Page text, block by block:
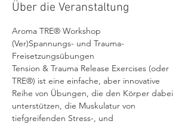
Über die Veranstaltung
Aroma TRE® Workshop
(Ver)Spannungs- und Trauma-
Freisetzungsübungen
Tension & Trauma Release Exercises (oder
TRE®) ist eine einfache, aber innovative
Reihe von Übungen, die den Körper dabei
unterstützen, die Muskulatur von
tiefgreifenden Stress-, und